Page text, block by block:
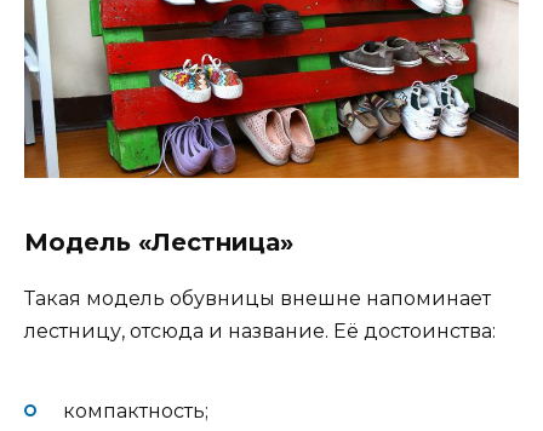
Модель «Лестница»
Такая модель обувницы внешне напоминает
лестницу, отсюда и название. Её достоинства:
компактность;